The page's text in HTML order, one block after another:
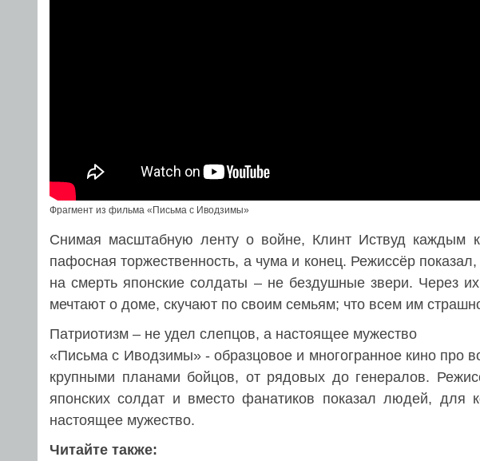
Фрагмент из фильма «Письма с Иводзимы»
Снимая масштабную ленту о войне, Клинт Иствуд каждым
пафосная торжественность, а чума и конец. Режиссёр
на смерть японские солдаты – не бездушные звери. Через
мечтают о доме, скучают по своим семьям; что всем им
Патриотизм – не удел слепцов, а настоящее мужество
«Письма с Иводзимы» - образцовое и многогранное кино про
крупными планами бойцов, от рядовых до генералов.
японских солдат и вместо фанатиков показал людей, для
настоящее мужество.
Читайте также: